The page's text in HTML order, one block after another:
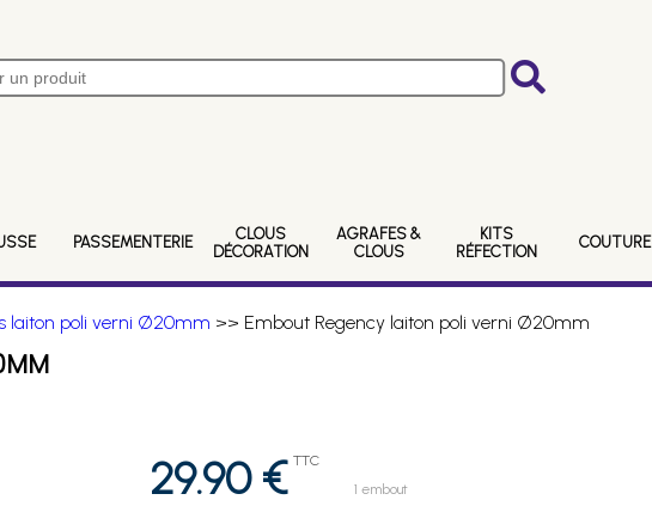
PASSEMENTERIE
CLOUS
DÉCORATION
AGRAFES &
CLOUS
KITS
RÉFECTION
COUTURE
laiton poli verni Ø20mm >> Embout Regency laiton poli verni Ø20mm
29.90 € TTC
1 embout